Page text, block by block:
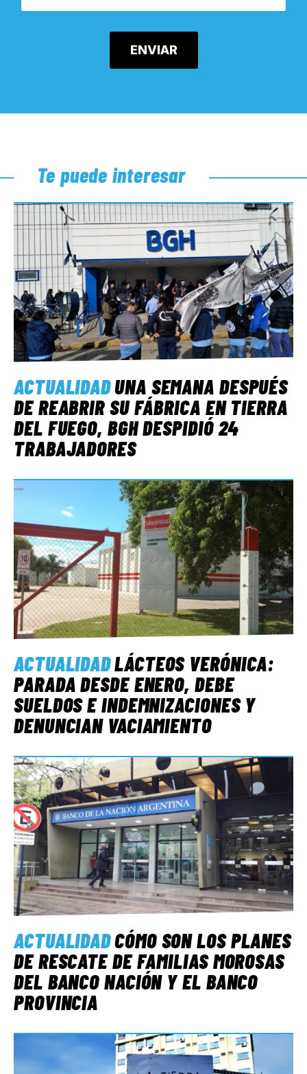
Te puede interesar
ACTUALIDADUNA SEMANA DESPUÉS
DE REABRIR SU FÁBRICA EN TIERRA
DEL FUEGO, BGH DESPIDIÓ 24
TRABAJADORES
ACTUALIDADLÁCTEOS VERÓNICA:
PARADA DESDE ENERO, DEBE
SUELDOS E INDEMNIZACIONES Y
DENUNCIAN VACIAMIENTO
ACTUALIDADCÓMO SON LOS PLANES
DE RESCATE DE FAMILIAS MOROSAS
DEL BANCO NACIÓN Y EL BANCO
PROVINCIA